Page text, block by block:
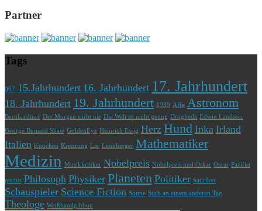
Partner
Tags
007 15.Jahrhundert 16. Jahrhundert 17. Jahrhundert
18. Jahrhundert 19. Jahrhundert 1939 Affe Astronom
Bernhardiner Der Morgen stirbt nie Die Welt ist nicht genug Drogheda Edwin Landseer
George Bernard Shaw GoldenEye Heinrich Essig Herz Hund Inka Irland
Italien Knochen Kreuzung Lar Leonberger Mathematiker
Medizin Musikkritiker Nobelpreis Nobelpreis und Oskar Oscar Pazifist
pectus Philosoph Physiker Planeten Politiker Satiriker
Schauspieler Science Fiction Sonne Stirb an einem anderen Tag
Theologe Weißhandgibbon